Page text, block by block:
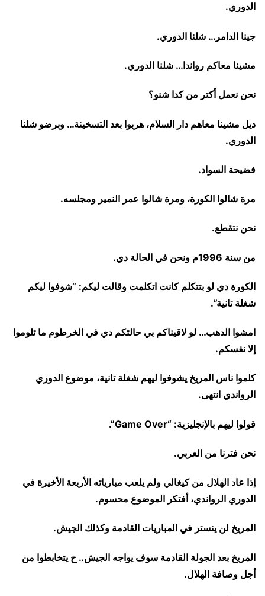
الدوري.
جينا الدامر… شلنا الدوري.
مشينا معاكم رواندا… شلنا الدوري.
نحن نعمل أكتر من كدا شنو؟
ديل مشينا معاهم دار السلام، هربوا بعد التسخينة… وبرضو شلنا
الدوري.
فضيحة السواد.
مرة شالوا الكورة، ومرة شالوا عمر النمير ومجلسه.
نحن نتقطع.
من سنة 1996م ونحن في الحالة دي.
الكورة دي لو بتتكلم كانت اتكلمت وقالت ليكم: “شوفوا ليكم
شغلة تانية”.
امشوا الدهب… لو لاقيناكم بي حالتكم دي في الخرطوم ما تلوموا
إلا نفسكم.
كلموا ناس المريخ يشوفوا ليهم شغلة تانية، موضوع الدوري
الرواندي انتهى.
قولوا ليهم بالإنجليزية: “Game Over”.
نحن فترنا من العربي.
إذا عاد الهلال من كيغالي ولم يلعب مبارياته الأربعة الأخيرة في
الدوري الرواندي، أفتكر الموضوع محسوم.
المريخ لن ينستر في المباريات القادمة وكذلك الجيش.
المريخ بعد الجولة القادمة سوف يواجه الجيش.. ح يتخابطوا من
أجل وصافة الهلال.